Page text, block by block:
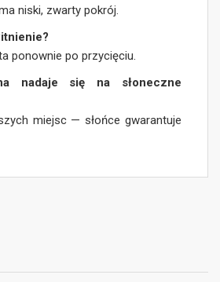
niski, zwarty pokrój.
ponownie po przycięciu.
nadaje się na słoneczne
miejsc — słońce gwarantuje